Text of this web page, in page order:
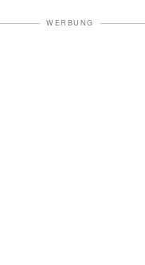
WERBUNG